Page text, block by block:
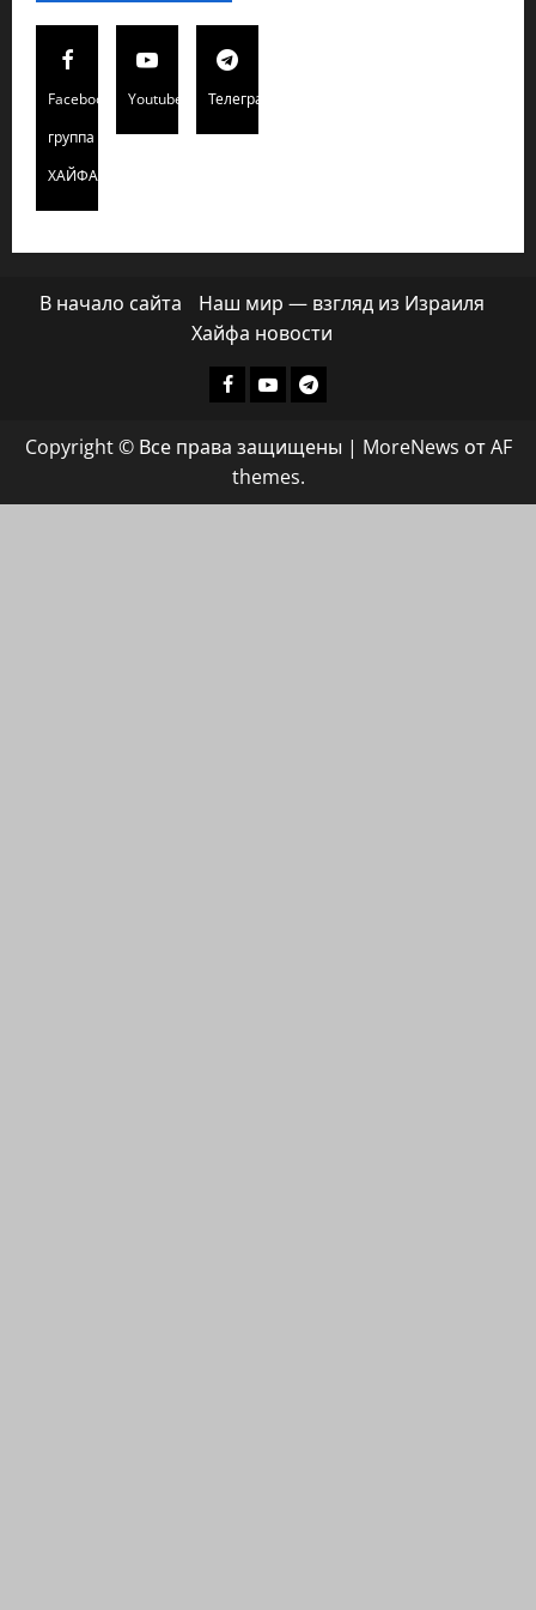
Facebook
группа
ХАЙФАИНФО
Youtube Телеграмм
В начало сайта
Наш мир — взгляд из Израиля
Хайфа новости
Facebook
ХАЙФАИНФО
YoutubeТелеграмм
Copyright © Все права защищены | MoreNews от AF
themes.